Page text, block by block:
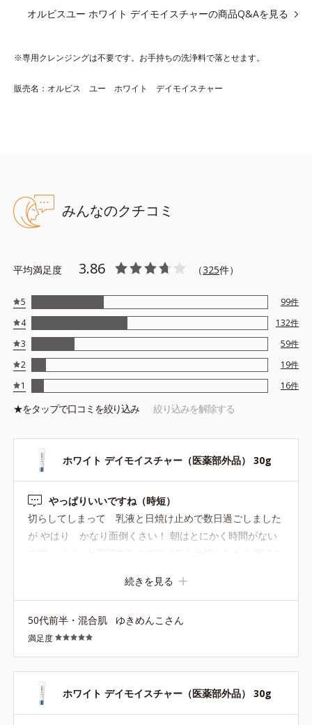
【Step3 昼用保湿】ホワイト デイモイスチャー
使用目安：小豆１～２粒程
※朝・日中のスキンケアの際にご使用ください。
●無油分、無香料、無着色 ●紫外線吸収剤不使用●アルブチン配合＝
湿成分●ベニバナエキス配合＝ツヤやかな肌に導く保湿成分●モイス
トラスティングベール配合＝持続性の高い保湿成分●アルコールフリ
ー
オルビスユー ホワイト デイモイスチャーの商品Q&Aを見る
※専用クレンジングは不要です。お手持ちの洗浄料で落とせます。
販売名：オルビス ユー ホワイト デイモイスチャー
みんなのクチコミ
平均満足度 3.86 （325件）
5 99件
4
132件
3
59件
2
19件
1
16件
★をタップで口コミを絞り込み 絞り込みを解除する
ホワイト デイモイスチャー（医薬部外品） 30g
やっぱりいいですね（時短）
切らしてしまって 乳液と日焼け止めで数日過ごしました
が やはり かなり面倒くさい！ 朝はとにかく時間がない
ム 数本リピートしています
続きを見る
50代前半・混合肌 ゆきめんこさん
満足度
ホワイト デイモイスチャー（医薬部外品） 30g